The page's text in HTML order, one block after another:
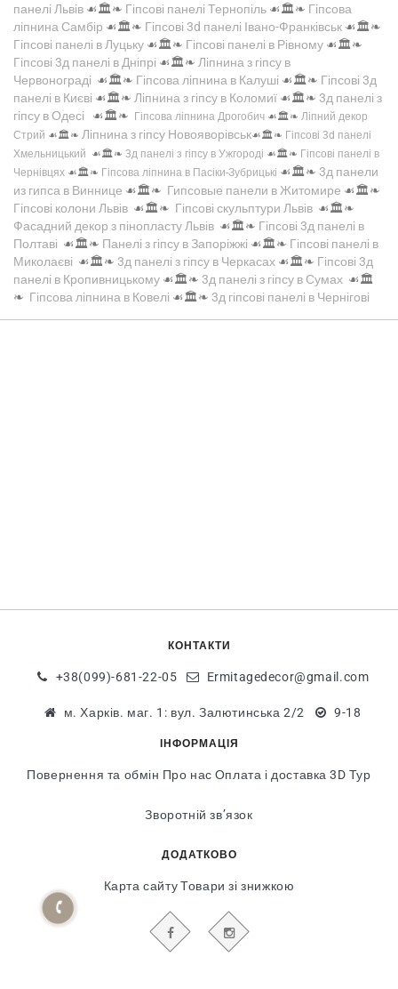
панелі Львів ☙🏛️❧ Гіпсові панелі Тернопіль ☙🏛️❧ Гіпсова
ліпнина Самбір ☙🏛️❧ Гіпсові 3d панелі Івано-Франківськ ☙🏛️❧
Гіпсові панелі в Луцьку ☙🏛️❧ Гіпсові панелі в Рівному ☙🏛️❧
Гіпсові 3д панелі в Дніпрі ☙🏛️❧ Ліпнина з гіпсу в
Червонограді ☙🏛️❧ Гіпсова ліпнина в Калуші ☙🏛️❧ Гіпсові 3д
панелі в Києві ☙🏛️❧ Ліпнина з гіпсу в Коломиї ☙🏛️❧ 3д панелі з
гіпсу в Одесі ☙🏛️❧ Гіпсова ліпнина Дрогобич ☙🏛️❧ Ліпний декор
Стрий ☙🏛️❧ Ліпнина з гіпсу Новояворівськ☙🏛️❧ Гіпсові 3d панелі
Хмельницький ☙🏛️❧ 3д панелі з гіпсу в Ужгороді ☙🏛️❧ Гіпсові панелі в
Чернівцях ☙🏛️❧ Гіпсова ліпнина в Пасіки-Зубрицькі ☙🏛️❧ 3д панели
из гипса в Виннице ☙🏛️❧ Гипсовые панели в Житомире ☙🏛️❧
Гіпсові колони Львів ☙🏛️❧ Гіпсові скульптури Львів ☙🏛️❧
Фасадний декор з пінопласту Львів ☙🏛️❧ Гіпсові 3д панелі в
Полтаві ☙🏛️❧ Панелі з гіпсу в Запоріжжі ☙🏛️❧ Гіпсові панелі в
Миколаєві ☙🏛️❧ 3д панелі з гіпсу в Черкасах ☙🏛️❧ Гіпсові 3д
панелі в Кропивницькому ☙🏛️❧ 3д панелі з гіпсу в Сумах ☙🏛️
❧ Гіпсова ліпнина в Ковелі ☙🏛️❧ 3д гіпсові панелі в Чернігові
КОНТАКТИ
+38(099)-681-22-05 Ermitagedecor@gmail.com
м. Харків. маг. 1: вул. Залютинська 2/2 9-18
ІНФОРМАЦІЯ
Повернення та обмін Про нас Оплата і доставка 3D Тур
Зворотній зв’язок
ДОДАТКОВО
Карта сайту Товари зі знижкою